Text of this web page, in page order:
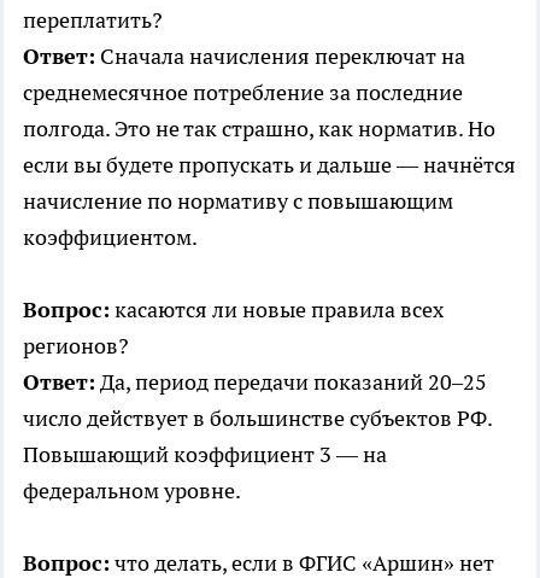
переплатить?
Ответ: Сначала начисления переключат на
среднемесячное потребление за последние
полгода. Это не так страшно, как норматив. Но
если вы будете пропускать и дальше — начнётся
начисление по нормативу с повышающим
коэффициентом.
Вопрос: касаются ли новые правила всех
регионов?
Ответ: Да, период передачи показаний 20–25
число действует в большинстве субъектов РФ.
Повышающий коэффициент 3 — на
федеральном уровне.
Вопрос: что делать, если в ФГИС «Аршин» нет